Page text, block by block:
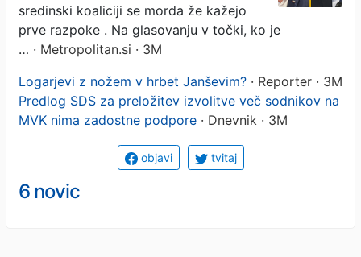
sredinski koaliciji se morda že kažejo
prve razpoke . Na glasovanju v točki, ko je
… · Metropolitan.si · 3M
Logarjevi z nožem v hrbet Janševim? · Reporter · 3M
Predlog SDS za preložitev izvolitve več sodnikov na
MVK nima zadostne podpore · Dnevnik · 3M
objavi tvitaj
6 novic